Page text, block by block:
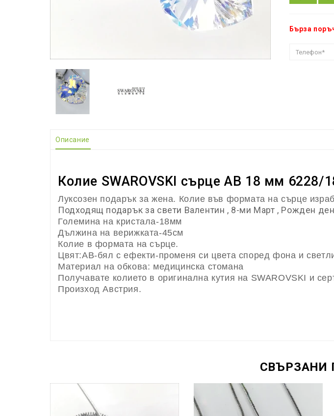
Бърза
Описание
Колие SWAROVSKI сърце AB 18 мм 6228/
Луксозен подарък за жена. Колие във формата на сърце
Подходящ подарък за свети Валентин , 8-ми Март , Рожден
Големина на кристала-18мм
Дължина на верижката-45см
Колие в формата на сърце.
Цвят:AB-бял с ефекти-променя си цвета според фона и
Материал на обкова: медицинска стомана
Получавате колието в оригинална кутия на SWAROVSKI и
Произход Австрия.
СВЪРЗАНИ